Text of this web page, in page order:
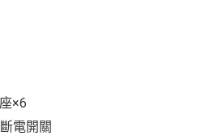
×6
電開關